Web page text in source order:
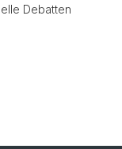
Debatten